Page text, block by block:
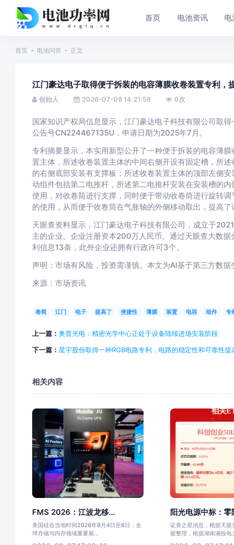
首页 电池资讯 电
首页 电池问答 正文
江门豪达电子取得便于拆装的电容薄膜收卷装置专利，
创始人 2026-07-08 14:21:58 0次
国家知识产权局信息显示，江门豪达电子科技有限公司取
公告号CN224467135U，申请日期为2025年7月。
专利摘要显示，本实用新型公开了一种便于拆装的电容薄
置主体，所述收卷装置主体的中间右侧开设有固定槽，所
的右侧底部安装有支撑板；所述收卷装置主体的顶部左侧
动组件包括第二电推杆，所述第二电推杆安装在安装槽的
使用，对收卷筒进行支撑，同时便于带动收卷筒进行旋转
的使用，从而便于收卷筒在气胀轴的外侧移动取出，提高了
天眼查资料显示，江门豪达电子科技有限公司，成立于
主的企业。企业注册资本200万人民币。通过天眼查大数
利信息13条，此外企业还拥有行政许可3个。
声明：市场有风险，投资需谨慎。本文为AI基于第三方数据
来源：市场资讯
卷筒 江门 电子 提高了 便捷性 薄膜 装置 电容 组件 专
上一篇： 奥普光电：精密光学中心正处于设备陆续进场安装阶段
下一篇： 星宇股份取得一种RGB电路专利，电路的稳定性和可靠性提
相关内容
FMS 2026：江波龙移...
美国硅谷当地时间2026年8月4日至6日，全
球存储与内存领域重要展...
阳光电源中标：
证券之星消息，根据天
据整理，根据湖南湘投电